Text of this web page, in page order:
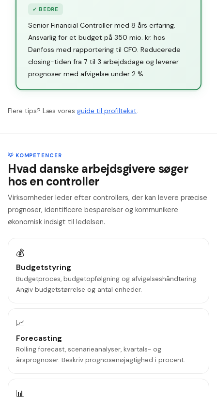
✓ BEDRE
Senior Financial Controller med 8 års erfaring.
Ansvarlig for et budget på 350 mio. kr. hos
Danfoss med rapportering til CFO. Reducerede
closing-tiden fra 7 til 3 arbejdsdage og leverer
prognoser med afvigelse under 2 %.
Flere tips? Læs vores guide til profiltekst.
💡 KOMPETENCER
Hvad danske arbejdsgivere søger
hos en controller
Virksomheder leder efter controllers, der kan levere præcise
prognoser, identificere besparelser og kommunikere
økonomisk indsigt til ledelsen.
💰
Budgetstyring
Budgetproces, budgetopfølgning og afvigelseshåndtering.
Angiv budgetstørrelse og antal enheder.
📈
Forecasting
Rolling forecast, scenarieanalyser, kvartals- og
årsprognoser. Beskriv prognosenøjagtighed i procent.
📊